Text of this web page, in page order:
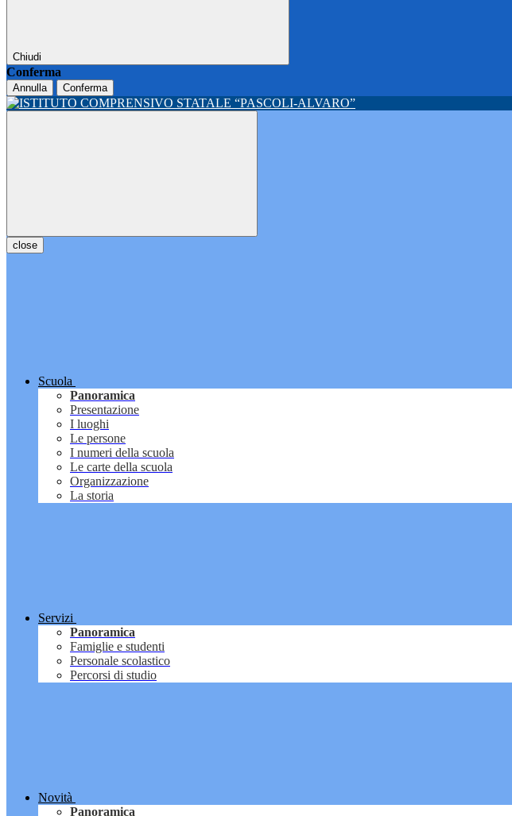
Chiudi
Conferma
Annulla Conferma
close
Scuola
Panoramica
Presentazione
I luoghi
Le persone
I numeri della scuola
Le carte della scuola
Organizzazione
La storia
Servizi
Panoramica
Famiglie e studenti
Personale scolastico
Percorsi di studio
Novità
Panoramica